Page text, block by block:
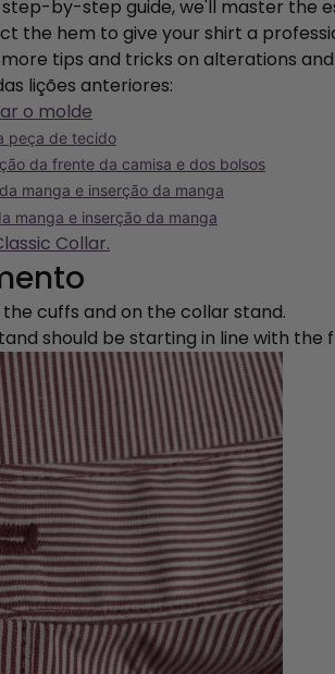
step-by-step guide, we'll master the
the hem to give your shirt a
tips and tricks on alterations
lições anteriores:
o molde
peça de tecido
da frente da camisa e dos bolsos
manga e inserção da manga
manga e inserção da manga
Collar.
cuffs and on the collar stand.
should be starting in line with